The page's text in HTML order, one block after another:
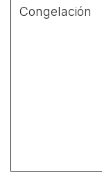
Congelación